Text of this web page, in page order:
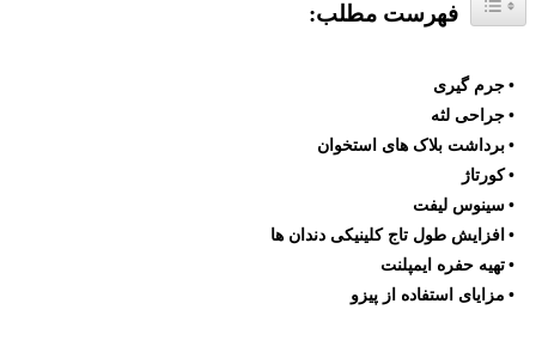
فهرست مطلب:
جرم گیری
جراحی لثه
برداشت بلاک های استخوان
کورتاژ
سینوس لیفت
افزایش طول تاج کلینیکی دندان ها
تهیه حفره ایمپلنت
مزایای استفاده از پیزو